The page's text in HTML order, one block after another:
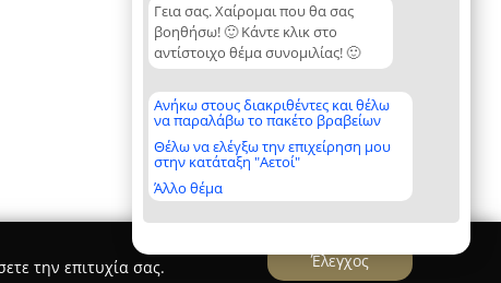
Γεια σας. Χαίρομαι που θα σας
βοηθήσω! 🙂 Κάντε κλικ στο
αντίστοιχο θέμα συνομιλίας! 🙂
Ανήκω στους διακριθέντες και θέλω
να παραλάβω το πακέτο βραβείων
Θέλω να ελέγξω την επιχείρηση μου
στην κατάταξη "Αετοί"
Άλλο θέμα
την επιτυχία σας.
Έλεγχος